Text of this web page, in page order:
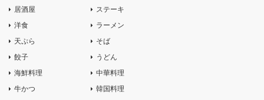
居酒屋
洋食
天ぷら
餃子
海鮮料理
牛かつ
ステーキ
ラーメン
そば
うどん
中華料理
韓国料理